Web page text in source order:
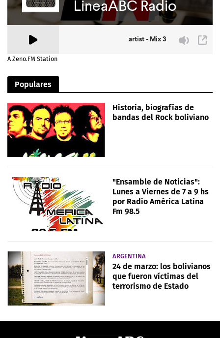
A Zeno.FM Station
Populares
Historia, biografías de
bandas del Rock boliviano
"Ensamble de Noticias":
Lunes a Viernes de 7 a 9 hs
por Radio América Latina
Fm 98.5
ARGENTINA
24 de marzo: los bolivianos
que fueron víctimas del
terrorismo de Estado